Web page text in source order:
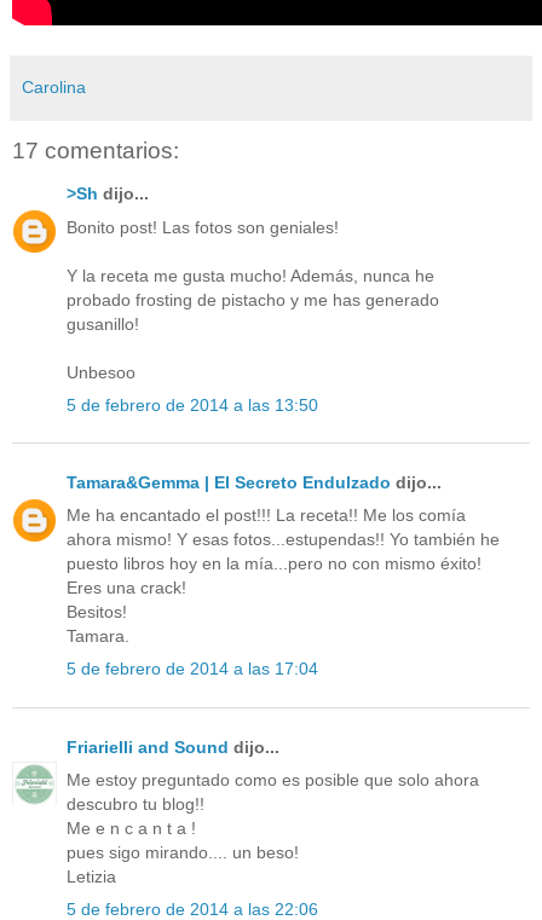
Carolina
17 comentarios:
>Sh dijo...
Bonito post! Las fotos son geniales!
Y la receta me gusta mucho! Además, nunca he
probado frosting de pistacho y me has generado
gusanillo!
Unbesoo
5 de febrero de 2014 a las 13:50
Tamara&Gemma | El Secreto Endulzado dijo...
Me ha encantado el post!!! La receta!! Me los comía
ahora mismo! Y esas fotos...estupendas!! Yo también he
puesto libros hoy en la mía...pero no con mismo éxito!
Eres una crack!
Besitos!
Tamara.
5 de febrero de 2014 a las 17:04
Friarielli and Sound dijo...
Me estoy preguntado como es posible que solo ahora
descubro tu blog!!
Me e n c a n t a !
pues sigo mirando.... un beso!
Letizia
5 de febrero de 2014 a las 22:06